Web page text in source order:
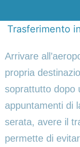
Trasferimento
Arrivare
propria
soprattutto dopo
appuntamenti di
serata, avere il
permette di